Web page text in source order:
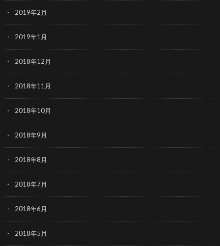
2019年2月
2019年1月
2018年12月
2018年11月
2018年10月
2018年9月
2018年8月
2018年7月
2018年6月
2018年5月